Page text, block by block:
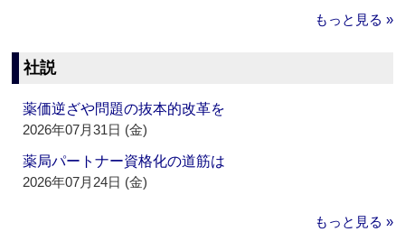
もっと見る »
社説
薬価逆ざや問題の抜本的改革を
2026年07月31日 (金)
薬局パートナー資格化の道筋は
2026年07月24日 (金)
もっと見る »